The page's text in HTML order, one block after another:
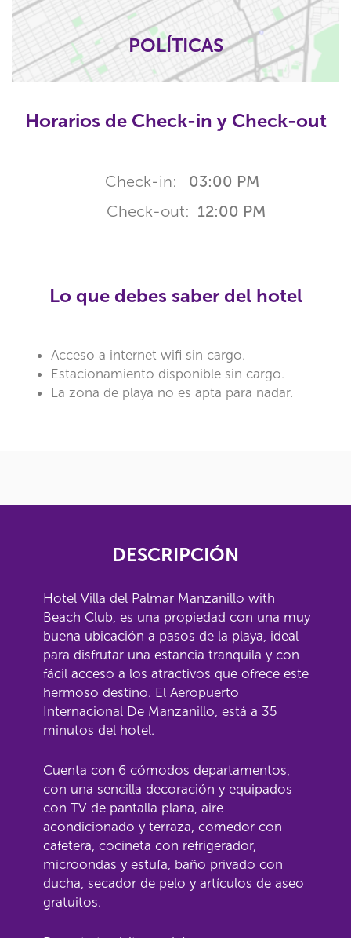
POLÍTICAS
Horarios de Check-in y Check-out
Check-in: 03:00 PM
Check-out: 12:00 PM
Lo que debes saber del hotel
Acceso a internet wifi sin cargo.
Estacionamiento disponible sin cargo.
La zona de playa no es apta para nadar.
DESCRIPCIÓN
Hotel Villa del Palmar Manzanillo with
Beach Club, es una propiedad con una muy
buena ubicación a pasos de la playa, ideal
para disfrutar una estancia tranquila y con
fácil acceso a los atractivos que ofrece este
hermoso destino. El Aeropuerto
Internacional De Manzanillo, está a 35
minutos del hotel.
Cuenta con 6 cómodos departamentos,
con una sencilla decoración y equipados
con TV de pantalla plana, aire
acondicionado y terraza, comedor con
cafetera, cocineta con refrigerador,
microondas y estufa, baño privado con
ducha, secador de pelo y artículos de aseo
gratuitos.